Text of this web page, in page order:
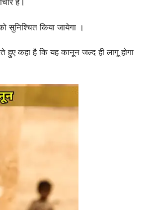
है।
सुनिश्चित किया जायेगा ।
हुए कहा है कि यह कानून जल्द ही लागू होगा